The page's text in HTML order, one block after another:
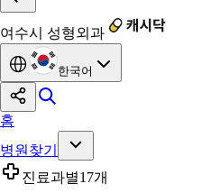
여수시 성형외과
한국어
홈
병원찾기
진료과별17개